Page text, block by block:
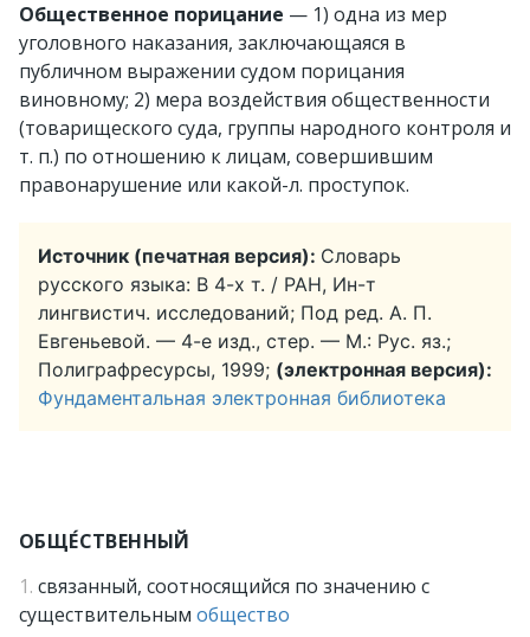
Общественное порицание — 1) одна из мер
уголовного наказания, заключающаяся в
публичном выражении судом порицания
виновному; 2) мера воздействия общественности
(товарищеского суда, группы народного контроля и
т. п.) по отношению к лицам, совершившим
правонарушение или какой-л. проступок.
Источник (печатная версия): Словарь
русского языка: В 4-х т. / РАН, Ин-т
лингвистич. исследований; Под ред. А. П.
Евгеньевой. — 4-е изд., стер. — М.: Рус. яз.;
Полиграфресурсы, 1999; (электронная версия):
Фундаментальная электронная библиотека
ОБЩЕ́СТВЕННЫЙ
1. связанный, соотносящийся по значению с
существительным общество